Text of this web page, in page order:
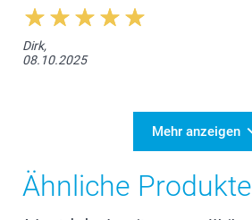
Dirk,
08.10.2025
Mehr anzeigen
Ähnliche Produkte